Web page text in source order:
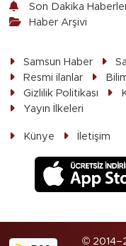
Son Dakika
Haber Arşivi
Samsun Haber
Resmi ilanlar
Gizlilik Politikası
Yayın İlkeleri
Künye İletişim
©